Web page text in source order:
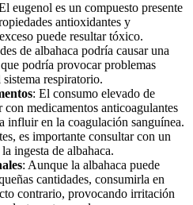
eugenol es un compuesto presente
antioxidantes y
puede resultar tóxico.
de albahaca podría causar una
podría provocar problemas
respiratorio.
: El consumo elevado de
con medicamentos anticoagulantes
influir en la coagulación sanguínea.
es importante consultar con un
ingesta de albahaca.
: Aunque la albahaca puede
cantidades, consumirla en
contrario, provocando irritación